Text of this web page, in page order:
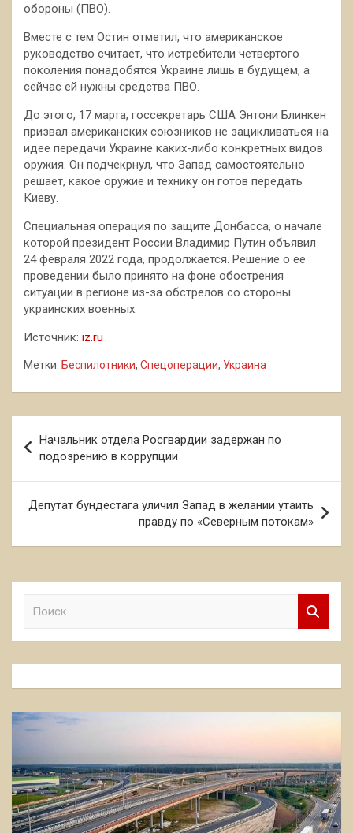
обороны (ПВО).
Вместе с тем Остин отметил, что американское
руководство считает, что истребители четвертого
поколения понадобятся Украине лишь в будущем, а
сейчас ей нужны средства ПВО.
До этого, 17 марта, госсекретарь США Энтони Блинкен
призвал американских союзников не зацикливаться на
идее передачи Украине каких-либо конкретных видов
оружия. Он подчекрнул, что Запад самостоятельно
решает, какое оружие и технику он готов передать
Киеву.
Специальная операция по защите Донбасса, о начале
которой президент России Владимир Путин объявил
24 февраля 2022 года, продолжается. Решение о ее
проведении было принято на фоне обострения
ситуации в регионе из-за обстрелов со стороны
украинских военных.
Источник: iz.ru
Метки: Беспилотники, Спецоперации, Украина
по
записям
Начальник отдела Росгвардии задержан по
подозрению в коррупции
Депутат бундестага уличил Запад в желании утаить
правду по «Северным потокам»
к